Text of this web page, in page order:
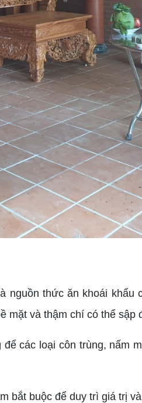
thức ăn khoái
và thậm chí có thể sập
các loại côn trùng, nấm
bắt buộc để duy trì giá trị